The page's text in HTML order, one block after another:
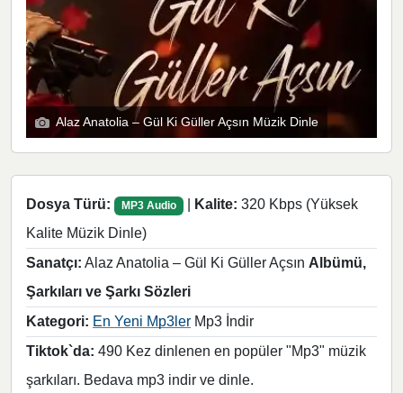
Alaz Anatolia – Gül Ki Güller Açsın Müzik Dinle
Dosya Türü: MP3 Audio | Kalite: 320 Kbps (Yüksek
Kalite Müzik Dinle)
Sanatçı: Alaz Anatolia – Gül Ki Güller Açsın Albümü,
Şarkıları ve Şarkı Sözleri
Kategori: En Yeni Mp3ler Mp3 İndir
Tiktok`da: 490 Kez dinlenen en popüler "Mp3" müzik
şarkıları. Bedava mp3 indir ve dinle.